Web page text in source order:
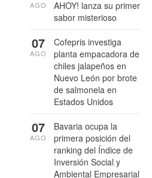
AHOY! lanza su primer
sabor misterioso
AGO
Cofepris investiga
planta empacadora de
chiles jalapeños en
Nuevo León por brote
de salmonela en
Estados Unidos
07
AGO
Bavaria ocupa la
primera posición del
ranking del Índice de
Inversión Social y
Ambiental Empresarial
07
AGO